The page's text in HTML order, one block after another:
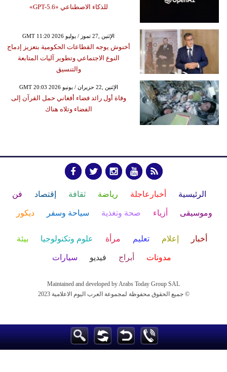
للذكاء الاصطناعي «GPT-5.6»
GMT 11:20 2026 الإثنين ,27 تموز / يوليو
أخنوش يوجه القطاعات الحكومية بتعزيز إدماج
النوع الاجتماعي وتطوير آليات المتابعة
والتنسيق
GMT 20:03 2026 الإثنين ,22 حزيران / يونيو
وفاة أول رائد فضاء أفغاني حمل القرآن إلى
الفضاء وتلاه هناك
الرئيسية أخبارعاجلة رياضة ثقافة إقتصاد فن
وموسيقى أزياء صحة وتغذية سياحة وسفر ديكور
أخبار إعلام تعليم مرأة علوم وتكنولوجيا بيئة
مدونات أبراج فيديو سيارات
Maintained and developed by Arabs Today Group SAL
جميع الحقوق محفوظة لمجموعة العرب اليوم الاعلامية 2023 ©